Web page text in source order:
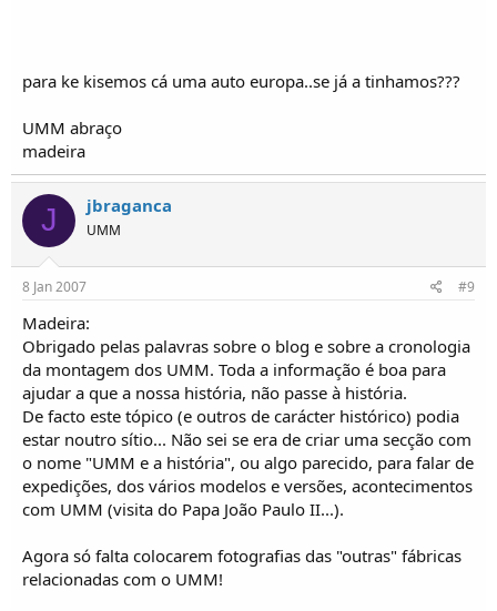
para ke kisemos cá uma auto europa..se já a tinhamos???
UMM abraço
madeira
J jbraganca
UMM
8 Jan 2007 #9
Madeira:
Obrigado pelas palavras sobre o blog e sobre a cronologia
da montagem dos UMM. Toda a informação é boa para
ajudar a que a nossa história, não passe à história.
De facto este tópico (e outros de carácter histórico) podia
estar noutro sítio... Não sei se era de criar uma secção com
o nome "UMM e a história", ou algo parecido, para falar de
expedições, dos vários modelos e versões, acontecimentos
com UMM (visita do Papa João Paulo II...).
Agora só falta colocarem fotografias das "outras" fábricas
relacionadas com o UMM!